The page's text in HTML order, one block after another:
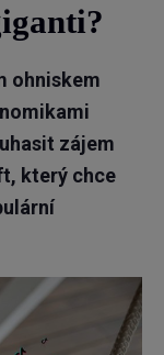
ohniskem
zájem
který chce